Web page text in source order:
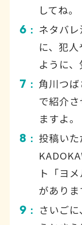
してね。
6 ： ネタバ
に、犯
ように、
7 ： 角川つ
で紹介
ますよ。
8 ： 投稿い
ト「ヨ
がありま
9 ：
さいご